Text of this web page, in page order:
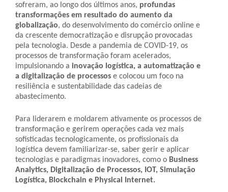
sofreram, ao longo dos últimos anos, profundas
transformações em resultado do aumento da
globalização, do desenvolvimento do comércio online e
da crescente democratização e disrupção provocadas
pela tecnologia. Desde a pandemia de COVID-19, os
processos de transformação foram acelerados,
impulsionando a inovação logística, a automatização e
a digitalização de processos e colocou um foco na
resiliência e sustentabilidade das cadeias de
abastecimento.
Para liderarem e moldarem ativamente os processos de
transformação e gerirem operações cada vez mais
sofisticadas tecnologicamente, os profissionais da
logística devem familiarizar-se, saber gerir e aplicar
tecnologias e paradigmas inovadores, como o Business
Analytics, Digitalização de Processos, IOT, Simulação
Logística, Blockchain e Physical Internet.